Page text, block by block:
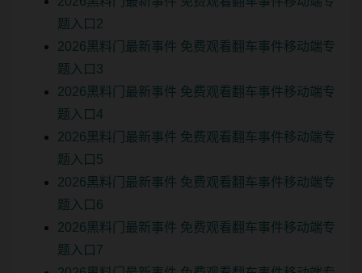
题入口2
2026黑料门最新事件 免费观看翻车事件移动端专
题入口3
2026黑料门最新事件 免费观看翻车事件移动端专
题入口4
2026黑料门最新事件 免费观看翻车事件移动端专
题入口5
2026黑料门最新事件 免费观看翻车事件移动端专
题入口6
2026黑料门最新事件 免费观看翻车事件移动端专
题入口7